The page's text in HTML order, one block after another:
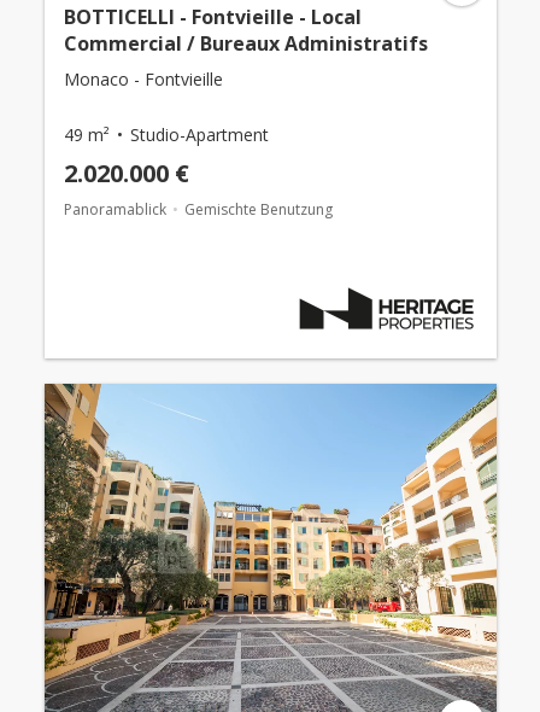
BOTTICELLI - Fontvieille - Local
Commercial / Bureaux Administratifs
Monaco - Fontvieille
49 m² Studio-Apartment
2.020.000 €
Panoramablick Gemischte Benutzung